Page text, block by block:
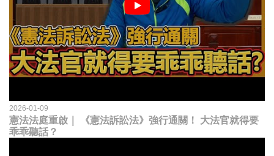
2026-01-09
憲法法庭重啟｜ 《憲法訴訟法》強行通關！ 大法官就得要
乖乖聽話？